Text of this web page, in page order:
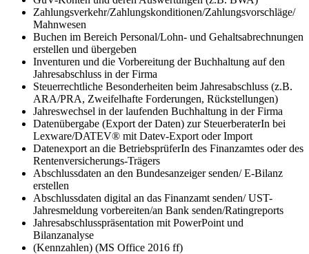
Zahlungsverkehr/Zahlungskonditionen/Zahlungsvorschläge/
Mahnwesen
Buchen im Bereich Personal/Lohn- und Gehaltsabrechnungen
erstellen und übergeben
Inventuren und die Vorbereitung der Buchhaltung auf den
Jahresabschluss in der Firma
Steuerrechtliche Besonderheiten beim Jahresabschluss (z.B.
ARA/PRA, Zweifelhafte Forderungen, Rückstellungen)
Jahreswechsel in der laufenden Buchhaltung in der Firma
Datenübergabe (Export der Daten) zur SteuerberaterIn bei
Lexware/DATEV® mit Datev-Export oder Import
Datenexport an die BetriebsprüferIn des Finanzamtes oder des
Rentenversicherungs-Trägers
Abschlussdaten an den Bundesanzeiger senden/ E-Bilanz
erstellen
Abschlussdaten digital an das Finanzamt senden/ UST-
Jahresmeldung vorbereiten/an Bank senden/Ratingreports
Jahresabschlusspräsentation mit PowerPoint und
Bilanzanalyse
(Kennzahlen) (MS Office 2016 ff)